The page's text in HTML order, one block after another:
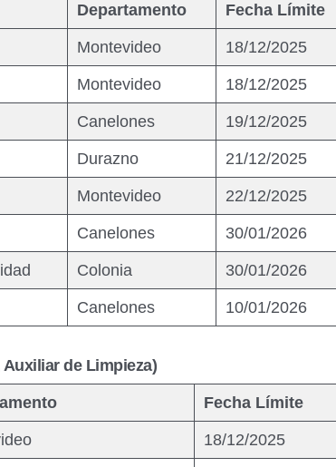
Departamento Fecha Límite
Montevideo 18/12/2025
Montevideo 18/12/2025
Canelones 19/12/2025
Durazno 21/12/2025
Montevideo 22/12/2025
Canelones 30/01/2026
Colonia 30/01/2026
Canelones 10/01/2026
de Limpieza)
Fecha Límite
18/12/2025